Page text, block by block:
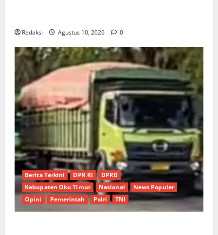
Redaksi Agustus 10, 2026 0
Berita Terkini DPR RI
DPRD
Kabupaten Oku Timur
Nasional
News Populer
Opini
Pemerintah Polri TNI